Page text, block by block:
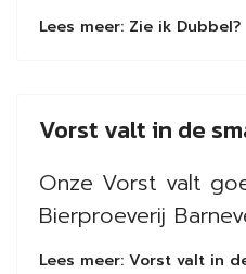
Lees meer: Zie ik Dubbel?
Vorst valt in de
Onze Vorst valt
Bierproeverij
Lees meer: Vorst valt in